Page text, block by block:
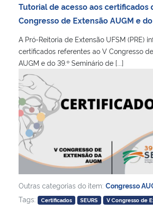
Tutorial de acesso aos certificados
Congresso de Extensão AUGM e
A Pró-Reitoria de Extensão UFSM (PRE)
certificados referentes ao V Congresso
AUGM e do 39.º Seminário de [...]
Outras categorias do item: Congresso
Tags:
Certificados SEURS V Congresso de